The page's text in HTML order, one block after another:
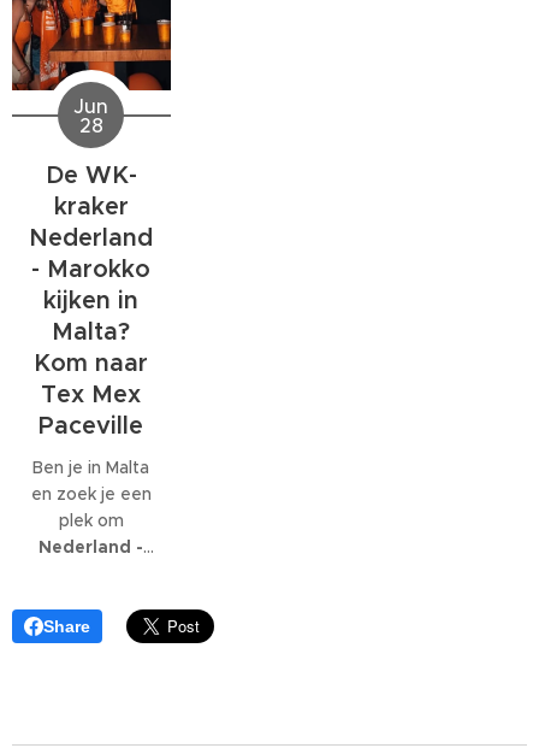
behoorlijk wat
extra's, van
teamuitjes en
interne
activiteiten tot
grote
personeelsfeesten.
En als je bij een
internationaal
bedrijf met
honderden
collega's werkt,
kunnen die
feesten
behoorlijk groot
worden.
Jun
28
De WK-
kraker
Nederland
- Marokko
kijken in
Malta?
Kom naar
Tex Mex
Paceville
Ben je in Malta
en zoek je een
plek om
Nederland -
je bijTex Mex
Share